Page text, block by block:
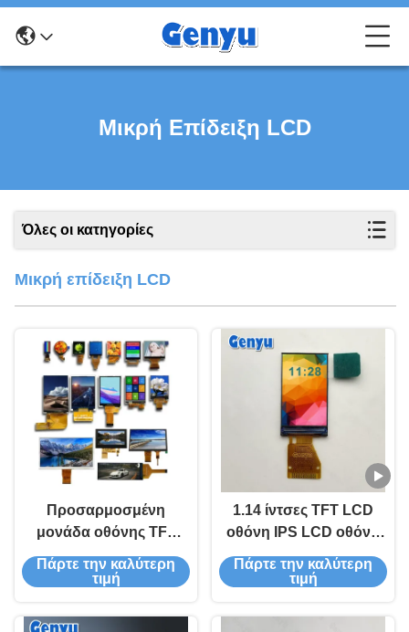
Μικρή Επίδειξη LCD
Όλες οι κατηγορίες
Μικρή επίδειξη LCD
Προσαρμοσμένη
μονάδα οθόνης TFT
LCD με 240*320
ανάλυση SPI διεπαφή
Πάρτε την καλύτερη
τιμή
1.14 ίντσες TFT LCD
οθόνη IPS LCD οθόνη
135x240 Pixels
ST7789V 13pin σειριακή
Πάρτε την καλύτερη
τιμή